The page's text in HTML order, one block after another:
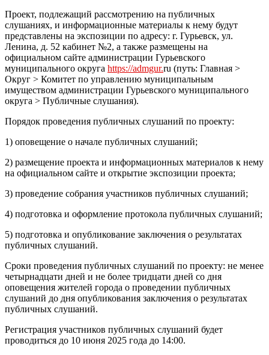
Проект, подлежащий рассмотрению на публичных
слушаниях, и информационные материалы к нему будут
представлены на экспозиции по адресу: г. Гурьевск, ул.
Ленина, д. 52 кабинет №2, а также размещены на
официальном сайте администрации Гурьевского
муниципального округа https://admgur.ru (путь: Главная >
Округ > Комитет по управлению муниципальным
имуществом администрации Гурьевского муниципального
округа > Публичные слушания).
Порядок проведения публичных слушаний по проекту:
1) оповещение о начале публичных слушаний;
2) размещение проекта и информационных материалов к нему
на официальном сайте и открытие экспозиции проекта;
3) проведение собрания участников публичных слушаний;
4) подготовка и оформление протокола публичных слушаний;
5) подготовка и опубликование заключения о результатах
публичных слушаний.
Сроки проведения публичных слушаний по проекту: не менее
четырнадцати дней и не более тридцати дней со дня
оповещения жителей города о проведении публичных
слушаний до дня опубликования заключения о результатах
публичных слушаний.
Регистрация участников публичных слушаний будет
проводиться до 10 июня 2025 года до 14:00.